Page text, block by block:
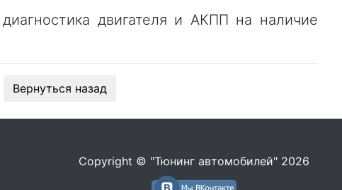
двигателя и АКПП на наличие
Вернуться назад
Copyright © "Тюнинг автомобилей" 2026